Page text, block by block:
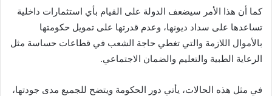
كما أن هذا الأمر سيضعف الدولة على القيام بأي استثمارات داخلية
تساعدها على سداد ديونها، وعدم قدرتها على تمويل حكومتها
بالأموال اللازمة والتي تغطي حاجة الشعب في قطاعات حساسة مثل
الرعاية الطبية والتعليم والضمان الاجتماعي.
في مثل هذه الحالات، يأتي دور الحكومة ويتضح للجميع مدى جودتها،